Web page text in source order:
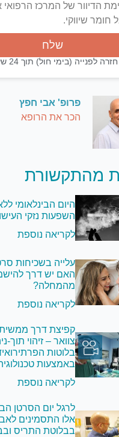
הדיוור של המרכז הרפואי
חומר שיווקי.
שלח
חזרה לפנייה (בימי חול) תוך 24 שעות
פרופ' אבי חפץ
הכר את הרופא
מהתקשורת
היום הבינלאומי
השפעות נזקי
לקריאה נוספת
עלייה בשכיחות
האם יש דרך
מהמחלה?
לקריאה נוספת
קפיצת דרך ממשית
צוואר – זיהוי תוך-
בלוטות
באמצעות
לקריאה נוספת
לרגל יום הסרטן
אלו התסמינים
בבלוטת התריס